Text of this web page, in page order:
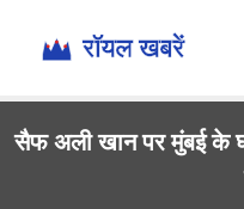
सैफ अली खान पर मुंबई के